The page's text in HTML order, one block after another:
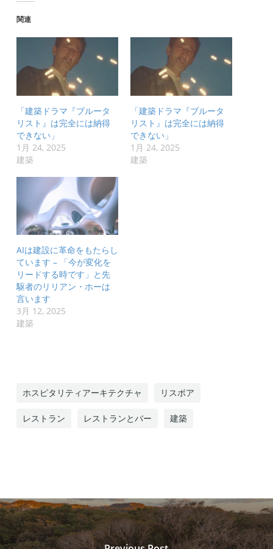
関連
「建築ドラマ『ブルータ
リスト』は完全には納得
できない」
1月 24, 2025
建築
「建築ドラマ『ブルータ
リスト』は完全には納得
できない」
1月 24, 2025
建築
AIは建設に革命をもたらし
ています – 「今が変化を
リードする時です」と先
駆者のリリアン・ホーは
言います
3月 12, 2025
建築
ホスピタリティアーキテクチャ リスボア
レストラン レストランとバー 建築